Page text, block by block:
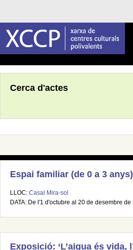
Cerca d'actes
Espai familiar (de 0 a 3 anys)
LLOC: Casal Mira-sol
DATA: De l'1 d'octubre al 20 de desembre de
Exposició: ‘L’aigua és vida,